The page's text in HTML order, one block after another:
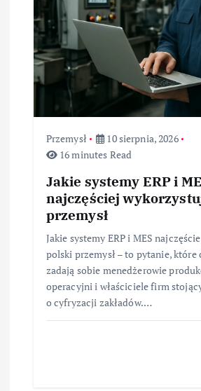
s
u
Przemysł
10 sierpnia, 2026
16 minutes Read
Jakie systemy ERP i
najczęściej
przemysł
Jakie systemy ERP i MES
polski przemysł – to pytanie, które
zadają sobie menedżerowie
operacyjni i właściciele firm
o cyfryzacji zakładów.…